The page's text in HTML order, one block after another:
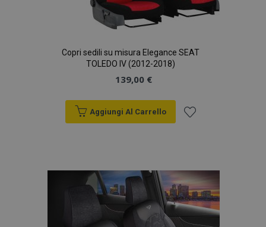
Copri sedili su misura Elegance SEAT
TOLEDO IV (2012-2018)
139,00 €
Aggiungi Al Carrello
lista
desideri